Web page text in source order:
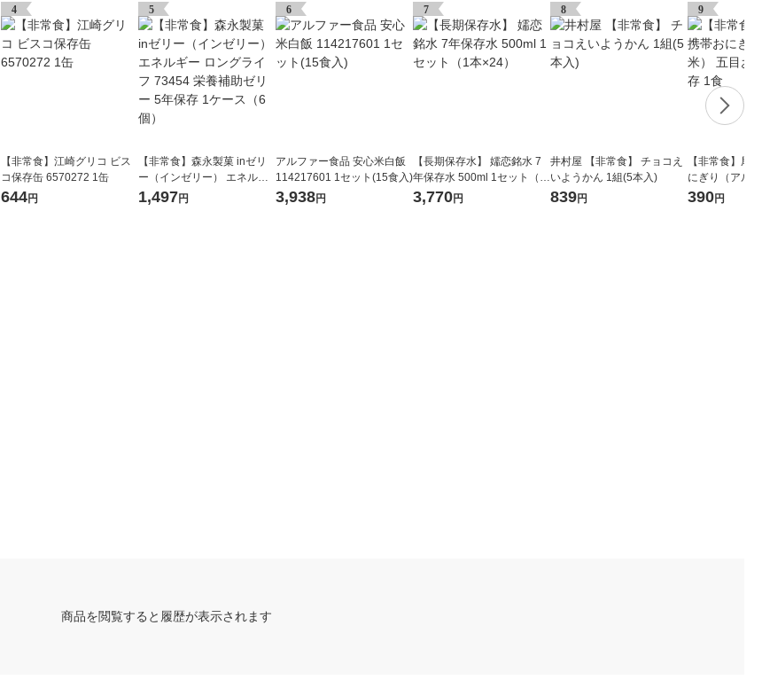
4
【非常食】江崎グリコ ビス
コ保存缶 6570272 1缶
644円
5
【非常食】森永製菓 inゼリ
ー（インゼリー） エネルギ
ー ロングライフ 73454 栄養
1,497円
6
アルファー食品 安心米白飯
114217601 1セット(15食入)
3,938円
7
【長期保存水】 嬬恋銘水 7
年保存水 500ml 1セット（1
本×24）
3,770円
8
井村屋 【非常食】 チョコえ
いようかん 1組(5本入)
839円
9
【非常食】尾
にぎり（アル
おこわ 5年保
390円
商品を閲覧すると履歴が表示されます